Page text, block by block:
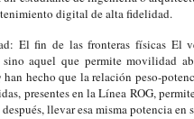
digital de alta fidelidad.
El fin de las fronteras físicas El
sino aquel que permite movilidad
han hecho que la relación peso-
presentes en la Línea ROG,
llevar esa misma potencia